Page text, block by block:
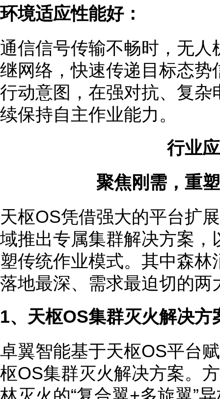
环境适应性能好：
通信信号传输不畅时，无
继网络，快速传递目标态
行动意图，在强对抗、复
续保持自主作业能力。
行业
聚焦刚需，重
天枢OS凭借强大的平台扩
域推出专属集群解决方案，
塑传统作业模式。其中森
落地最深、需求最迫切的两
1、天枢OS集群灭火解决方
卓翼智能基于天枢OS平台
枢OS集群灭火解决方案。